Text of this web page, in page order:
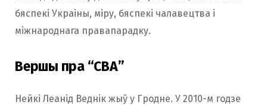
бяспекі Украіны, міру, бяспекі чалавецтва і
міжнароднага правапарадку.
Вершы пра “СВА”
Нейкі Леанід Веднік жыў у Гродне. У 2010-м годзе